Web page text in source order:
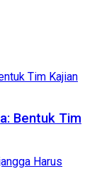
Bentuk Tim